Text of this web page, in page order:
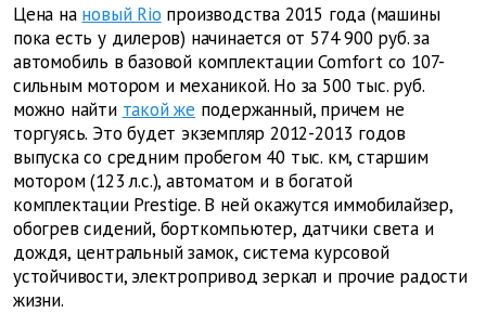
Цена на новый Rio производства 2015 года (машины
пока есть у дилеров) начинается от 574 900 руб. за
автомобиль в базовой комплектации Comfort со 107-
сильным мотором и механикой. Но за 500 тыс. руб.
можно найти такой же подержанный, причем не
торгуясь. Это будет экземпляр 2012-2013 годов
выпуска со средним пробегом 40 тыс. км, старшим
мотором (123 л.с.), автоматом и в богатой
комплектации Prestige. В ней окажутся иммобилайзер,
обогрев сидений, борткомпьютер, датчики света и
дождя, центральный замок, система курсовой
устойчивости, электропривод зеркал и прочие радости
жизни.